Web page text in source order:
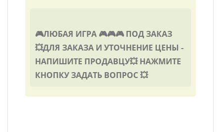
🎮ЛЮБАЯ ИГРА 🎮🎮🎮 ПОД ЗАКАЗ
💥ДЛЯ ЗАКАЗА И УТОЧНЕНИЕ ЦЕНЫ -
НАПИШИТЕ ПРОДАВЦУ💥 НАЖМИТЕ
КНОПКУ ЗАДАТЬ ВОПРОС 💥